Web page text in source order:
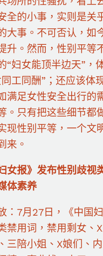
全的小事，实则是关
大事。不可否认，如
升。然而，性别平等
“妇女能顶半边天”，
工同酬”；还应该体
满足女性安全出行的
。只有把这些细节都
现性别平等，一个文
来。
女报》发布性别歧视
体素养
：7月27日，《中国
禁用词，禁用剩女、
三陪小姐、X娘们、